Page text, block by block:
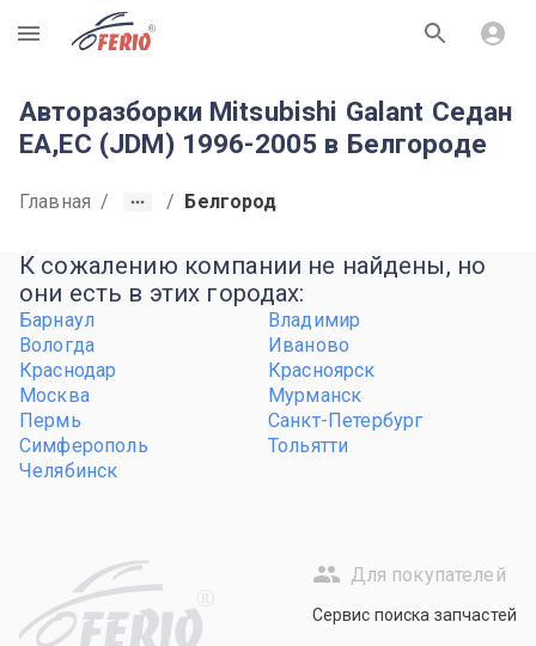
R
Авторазборки Mitsubishi Galant Седан
EA,EC (JDM) 1996-2005 в Белгороде
Главная / / Белгород
К сожалению компании не найдены, но
они есть в этих городах:
Барнаул
Владимир
Вологда
Иваново
Краснодар
Красноярск
Москва
Мурманск
Пермь
Санкт-Петербург
Симферополь
Тольятти
Челябинск
R
Для покупателей
Сервис поиска запчастей